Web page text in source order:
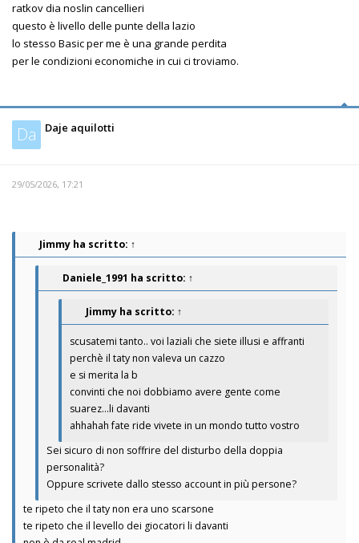
ratkov dia noslin cancellieri
questo è livello delle punte della lazio
lo stesso Basic per me è una grande perdita
per le condizioni economiche in cui ci troviamo.
Da Daje aquilotti
29/05/2026, 17:21
Jimmy ha scritto: ↑
Daniele_1991 ha scritto: ↑
Jimmy ha scritto: ↑
scusatemi tanto.. voi laziali che siete illusi e affranti
perchè il taty non valeva un cazzo
e si merita la b
convinti che noi dobbiamo avere gente come
suarez...li davanti
ahhahah fate ride vivete in un mondo tutto vostro
Sei sicuro di non soffrire del disturbo della doppia
personalità?
Oppure scrivete dallo stesso account in più persone?
te ripeto che il taty non era uno scarsone
te ripeto che il levello dei giocatori li davanti